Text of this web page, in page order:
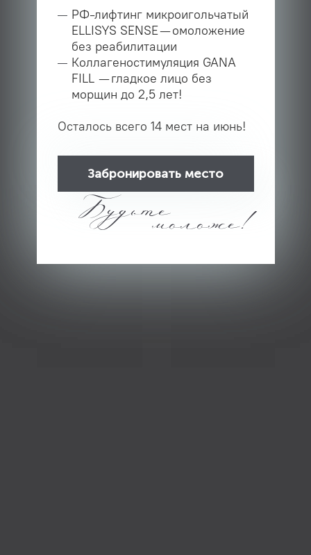
РФ-лифтинг микроигольчатый
ELLISYS SENSE — омоложение
без реабилитации
Коллагеностимуляция GANA
FILL — гладкое лицо без
морщин до 2,5 лет!
Осталось всего 14 мест на июнь!
Забронировать место
Будьтемоложе!